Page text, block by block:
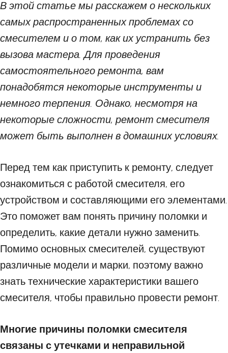
В этой статье мы расскажем о нескольких
самых распространенных проблемах со
смесителем и о том, как их устранить без
вызова мастера. Для проведения
самостоятельного ремонта, вам
понадобятся некоторые инструменты и
немного терпения. Однако, несмотря на
некоторые сложности, ремонт смесителя
может быть выполнен в домашних условиях.
Перед тем как приступить к ремонту, следует
ознакомиться с работой смесителя, его
устройством и составляющими его элементами.
Это поможет вам понять причину поломки и
определить, какие детали нужно заменить.
Помимо основных смесителей, существуют
различные модели и марки, поэтому важно
знать технические характеристики вашего
смесителя, чтобы правильно провести ремонт.
Многие причины поломки смесителя
связаны с утечками и неправильной